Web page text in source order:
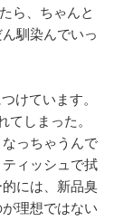
ら、ちゃんと
馴染んでいっ
けています。
てしまった。
っちゃうんで
ィッシュで拭
には、新品臭
理想ではない